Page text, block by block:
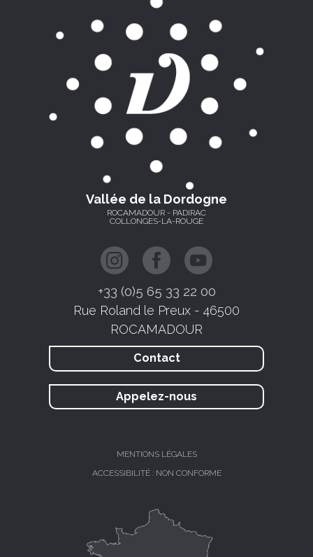
Vallée de la Dordogne
ROCAMADOUR - PADIRAC
COLLONGES-LA-ROUGE
+33 (0)5 65 33 22 00
Rue Roland le Preux - 46500
ROCAMADOUR
Contact
Appelez-nous
MENTIONS LÉGALES
ACCESSIBILITÉ : NON CONFORME